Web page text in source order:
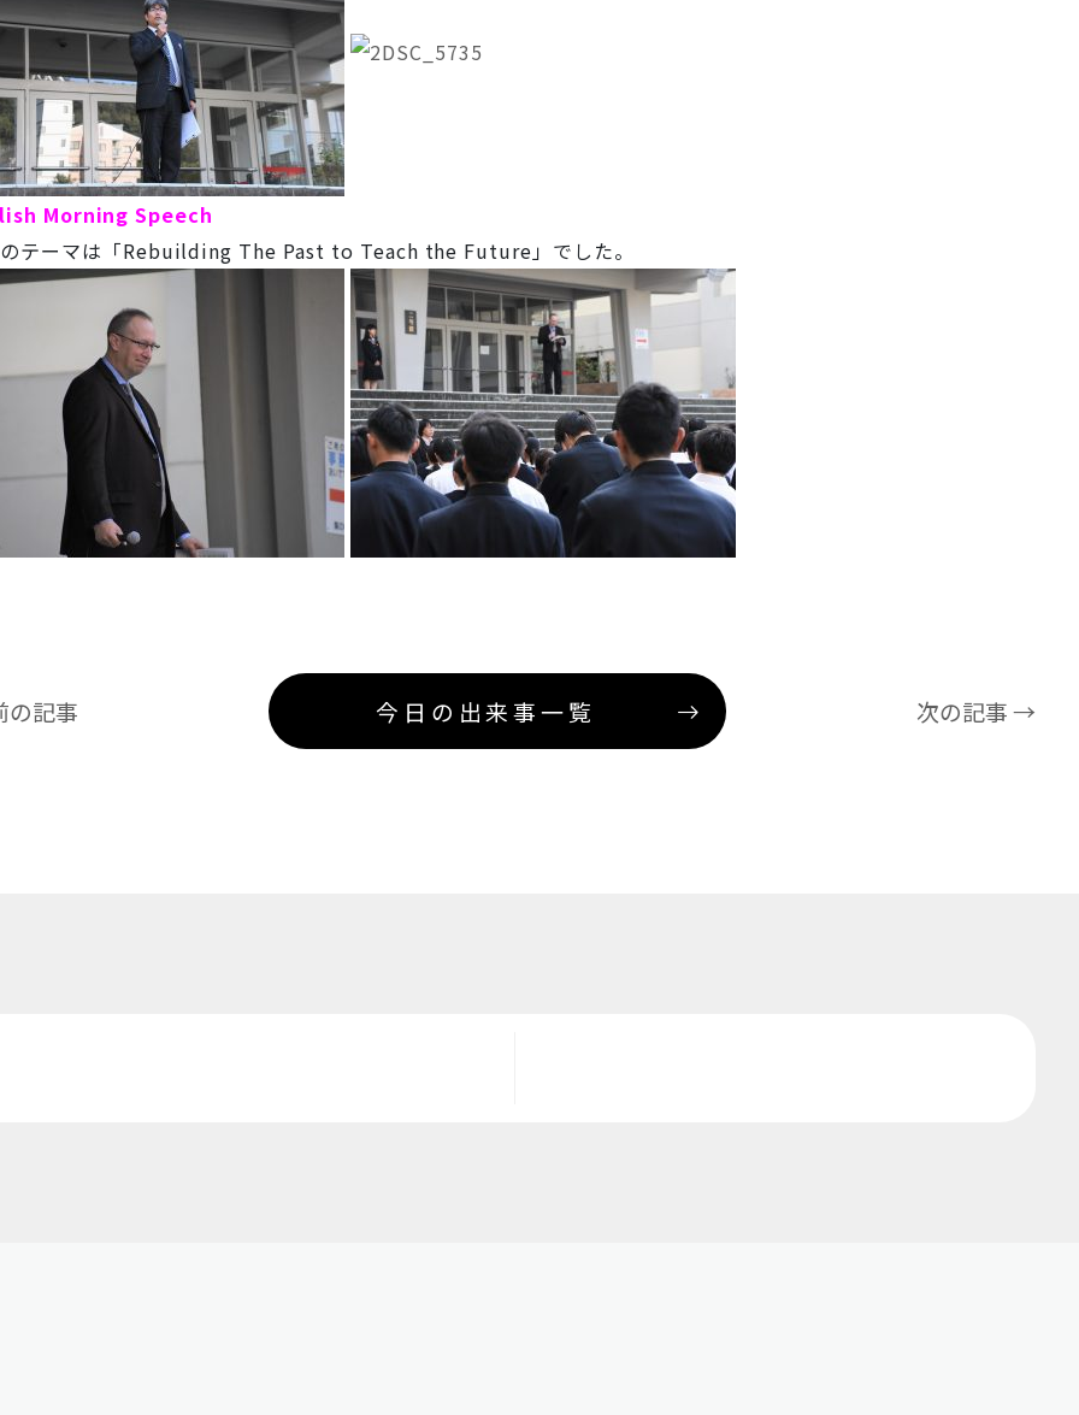
Morning Speech
テーマは「Rebuilding The Past to Teach the Future」でした。
記事 次の記事 →
今日の出来事一覧